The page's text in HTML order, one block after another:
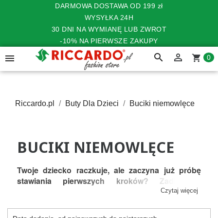
DARMOWA DOSTAWA OD 199 zł
WYSYŁKA 24H
30 DNI NA WYMIANĘ LUB ZWROT
-10% NA PIERWSZE ZAKUPY
 search  shopping_cart 0
Riccardo.pl Buty Dla Dzieci Buciki niemowlęce
BUCIKI NIEMOWLĘCE
Twoje dziecko raczkuje, ale zaczyna już próbę
stawiania pierwszych kroków? Zadbaj o
prawidłowy, zdrowy rozwój jego stopy, wybierając
Czytaj więcej